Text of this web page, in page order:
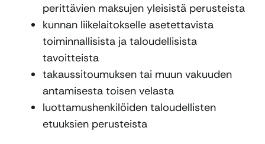
perittävien maksujen yleisistä perusteista
kunnan liikelaitokselle asetettavista
toiminnallisista ja taloudellisista
tavoitteista
takaussitoumuksen tai muun vakuuden
antamisesta toisen velasta
luottamushenkilöiden taloudellisten
etuuksien perusteista